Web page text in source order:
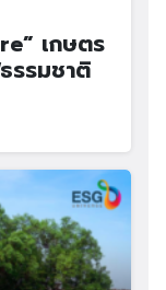
เกษตร
รรมชาติ